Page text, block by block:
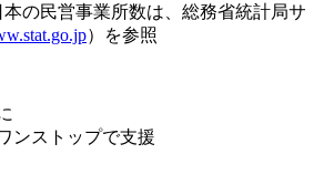
の民営事業所数は、総務省統計局サ
）を参照
ンストップで支援